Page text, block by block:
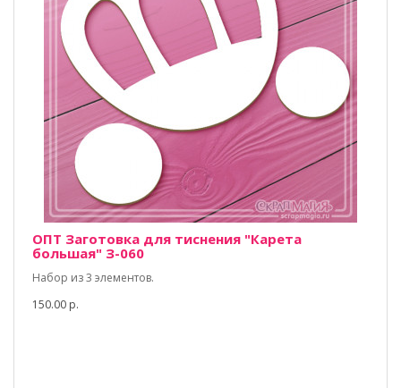
ОПТ Заготовка для тиснения "Карета
большая" З-060
Набор из 3 элементов.
150.00 р.